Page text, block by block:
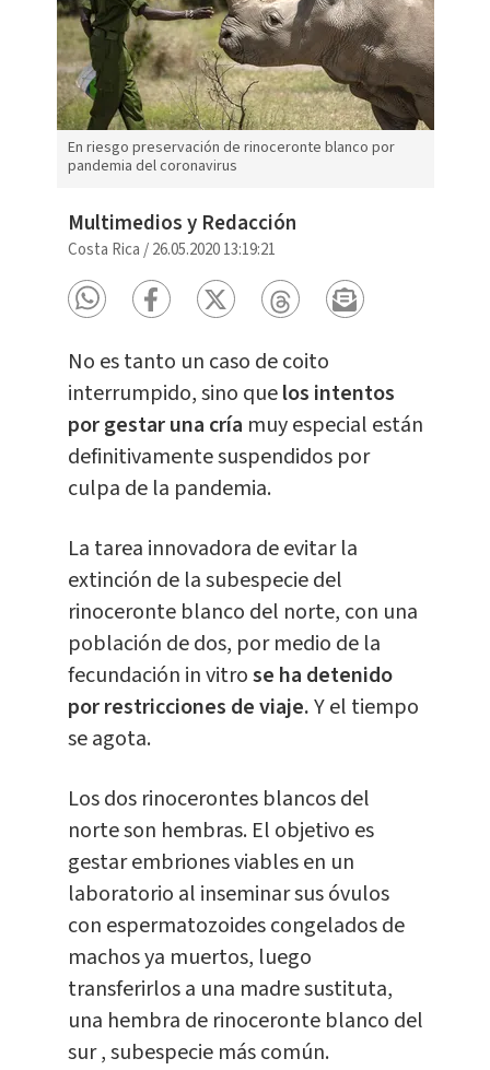
En riesgo preservación de rinoceronte blanco por
pandemia del coronavirus
Multimedios y Redacción
Costa Rica /26.05.2020 13:19:21
No es tanto un caso de coito
interrumpido, sino quelos intentos
por gestar una cría muy especial están
definitivamente suspendidos por
culpa de la pandemia.
La tarea innovadora de evitar la
extinción de la subespecie del
rinoceronte blanco del norte, con una
población de dos, por medio de la
fecundación in vitrose ha detenido
por restricciones de viaje.Y el tiempo
se agota.
Los dos rinocerontes blancos del
norte son hembras. El objetivo es
gestar embriones viables en un
laboratorio al inseminar sus óvulos
con espermatozoides congelados de
machos ya muertos, luego
transferirlos a una madre sustituta,
una hembra de rinoceronte blanco del
sur , subespecie más común.